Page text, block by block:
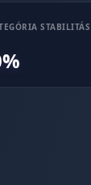
STABILITÁS